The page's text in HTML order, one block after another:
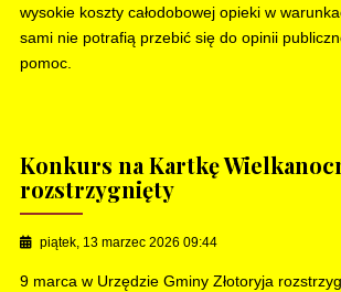
wysokie koszty całodobowej opieki w
sami nie potrafią przebić się do opinii
pomoc.
Konkurs na Kartkę
rozstrzygnięty
piątek, 13 marzec 2026 09:44
9 marca w Urzędzie Gminy Złotoryja